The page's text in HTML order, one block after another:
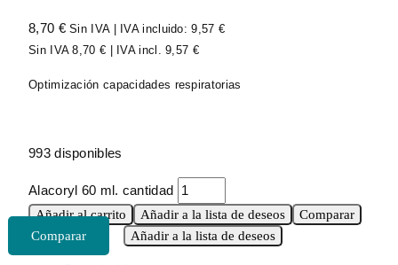
8,70 € Sin IVA | IVA incluido:9,57 €
Sin IVA8,70 € | IVA incl.9,57 €
Optimización capacidades respiratorias
993 disponibles
Alacoryl 60 ml. cantidad
Añadir al carrito Añadir a la lista de deseos
Comparar
Añadir a la lista de deseos